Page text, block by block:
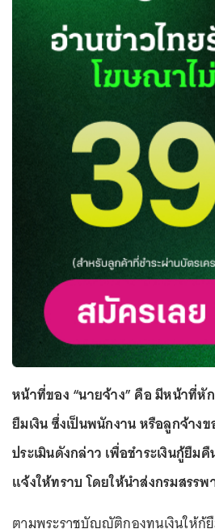
หน้าที่ของ “นายจ้าง” คือ มีหน้าที่หั
ยืมเงิน ซึ่งเป็นพนักงาน หรือลูกจ้าง
ประเมินดังกล่าว เพื่อชําระเงินกู้ยื
แจ้งให้ทราบ โดยให้นําส่งกรมสรรพ
ตามพระราชบัญญัติกองทุนเงินให้กู้